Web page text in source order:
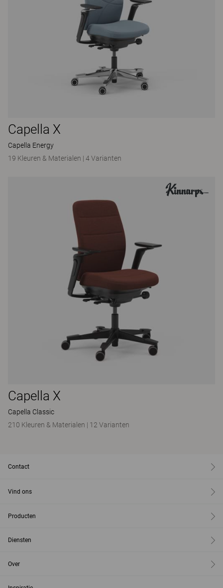
Capella X
Capella Energy
19 Kleuren & Materialen | 4 Varianten
Capella X
Capella Classic
210 Kleuren & Materialen | 12 Varianten
Contact
Vind ons
Producten
Diensten
Over